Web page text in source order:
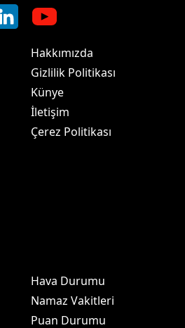
Hakkımızda
Gizlilik Politikası
Künye
İletişim
Çerez Politikası
Hava Durumu
Namaz Vakitleri
Puan Durumu